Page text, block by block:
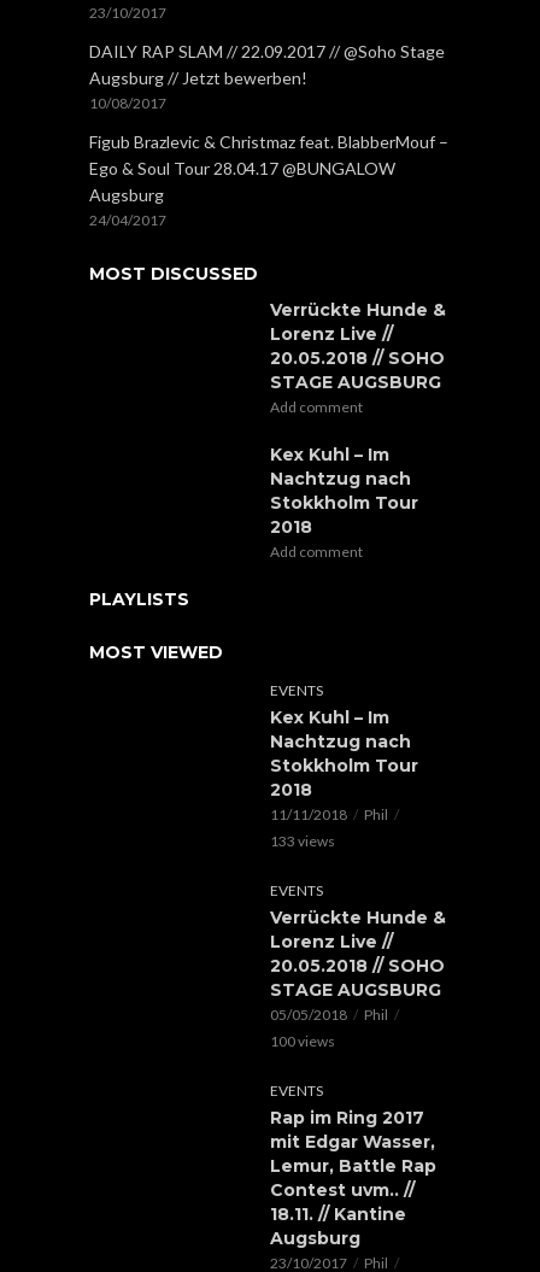
23/10/2017
DAILY RAP SLAM // 22.09.2017 // @Soho Stage
Augsburg // Jetzt bewerben!
10/08/2017
Figub Brazlevic & Christmaz feat. BlabberMouf –
Ego & Soul Tour 28.04.17 @BUNGALOW
Augsburg
24/04/2017
MOST DISCUSSED
Verrückte Hunde &
Lorenz Live //
20.05.2018 // SOHO
STAGE AUGSBURG
Add comment
Kex Kuhl – Im
Nachtzug nach
Stokkholm Tour
2018
Add comment
PLAYLISTS
MOST VIEWED
EVENTS
Kex Kuhl – Im
Nachtzug nach
Stokkholm Tour
2018
11/11/2018
Phil
133 views
EVENTS
Verrückte Hunde &
Lorenz Live //
20.05.2018 // SOHO
STAGE AUGSBURG
05/05/2018
Phil
100 views
EVENTS
Rap im Ring 2017
mit Edgar Wasser,
Lemur, Battle Rap
Contest uvm.. //
18.11. // Kantine
Augsburg
23/10/2017 Phil